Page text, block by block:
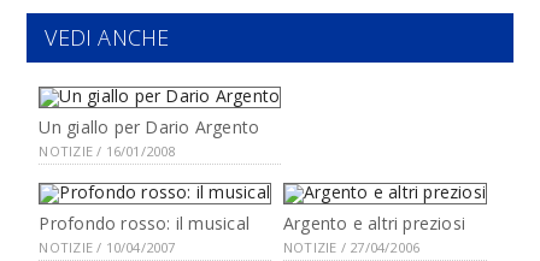
VEDI ANCHE
Un giallo per Dario Argento
NOTIZIE / 16/01/2008
Profondo rosso: il musical
NOTIZIE / 10/04/2007
Argento e altri preziosi
NOTIZIE / 27/04/2006